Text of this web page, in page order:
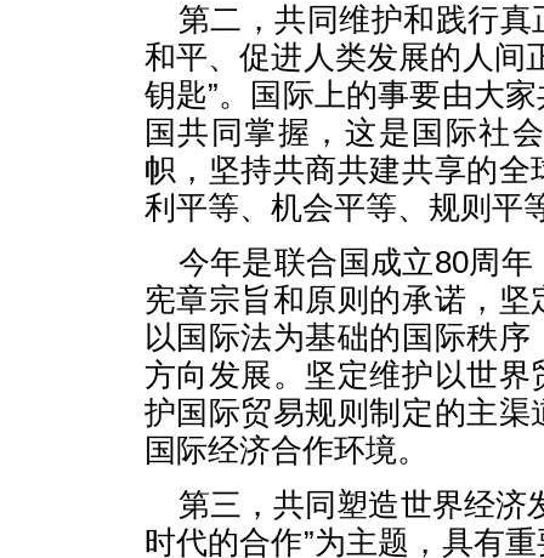
第二，共同维护和践行
和平、促进人类发展的人间
钥匙”。国际上的事要由大
国共同掌握，这是国际社
帜，坚持共商共建共享的
利平等、机会平等、规则平
今年是联合国成立80周
宪章宗旨和原则的承诺，
以国际法为基础的国际秩
方向发展。坚定维护以世
护国际贸易规则制定的主
国际经济合作环境。
第三，共同塑造世界经济
时代的合作”为主题，具有